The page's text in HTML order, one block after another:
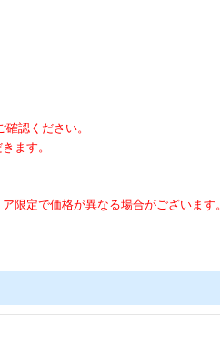
認ください。
ます。
限定で価格が異なる場合がございます。